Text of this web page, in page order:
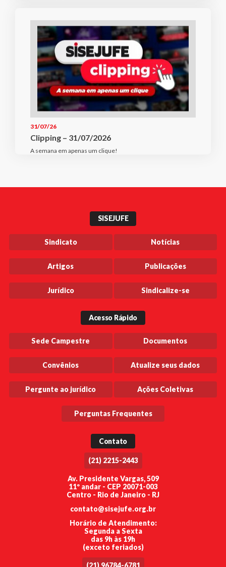
31/07/26
Clipping – 31/07/2026
A semana em apenas um clique!
SISEJUFE
Sindicato Notícias
Artigos Publicações
Jurídico Sindicalize-se
Acesso Rápido
Sede Campestre Documentos
Convênios Atualize seus dados
Pergunte ao jurídico Ações Coletivas
Perguntas Frequentes
Contato
(21) 2215-2443
Av. Presidente Vargas, 509
11º andar - CEP 20071-003
Centro - Rio de Janeiro - RJ
contato@sisejufe.org.br
Horário de Atendimento:
Segunda a Sexta
das 9h às 19h
(exceto feriados)